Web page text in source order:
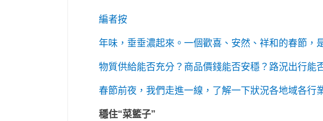
編者按
年味，垂垂濃起來。一個歡喜、安然、祥和的春節，
物質供給能否充分？商品價錢能否安穩？路況出行能
春節前夜，我們走進一線，了解一下狀況各地域各行
穩住“菜籃子”